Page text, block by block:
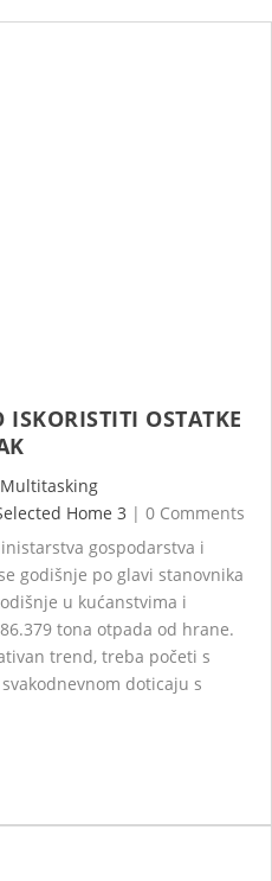
OSTATKE
Multitasking
Home 3 | 0 Comments
gospodarstva i
godišnje po glavi stanovnika
u kućanstvima i
tona otpada od hrane.
trend, treba početi s
doticaju s